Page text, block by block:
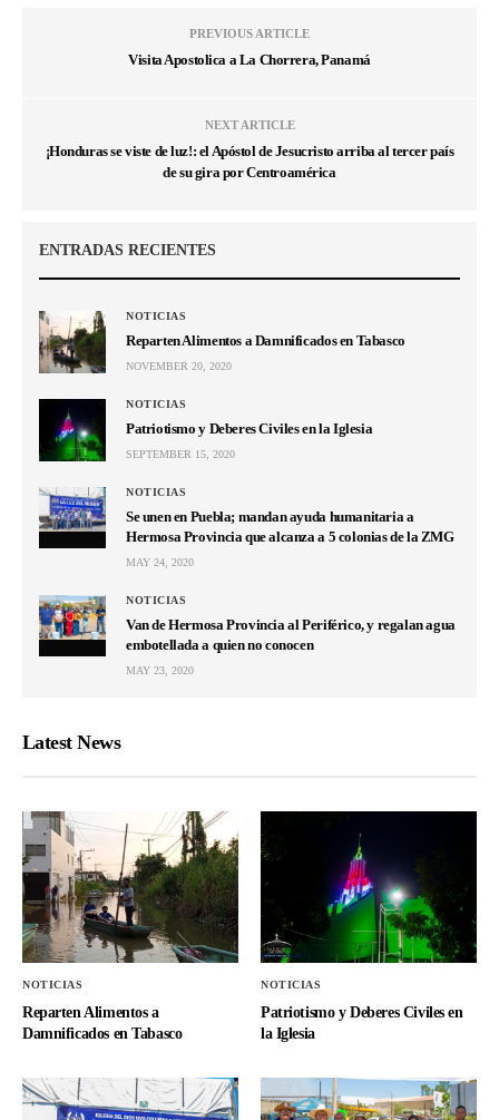
PREVIOUS ARTICLE
Visita Apostolica a La Chorrera, Panamá
NEXT ARTICLE
¡Honduras se viste de luz!: el Apóstol de Jesucristo arriba al tercer país
de su gira por Centroamérica
ENTRADAS RECIENTES
NOTICIAS
Reparten Alimentos a Damnificados en Tabasco
NOVEMBER 20, 2020
NOTICIAS
Patriotismo y Deberes Civiles en la Iglesia
SEPTEMBER 15, 2020
NOTICIAS
Se unen en Puebla; mandan ayuda humanitaria a
Hermosa Provincia que alcanza a 5 colonias de la ZMG
MAY 24, 2020
NOTICIAS
Van de Hermosa Provincia al Periférico, y regalan agua
embotellada a quien no conocen
MAY 23, 2020
Latest News
NOTICIAS
Reparten Alimentos a
Damnificados en Tabasco
NOTICIAS
Patriotismo y Deberes Civiles en
la Iglesia